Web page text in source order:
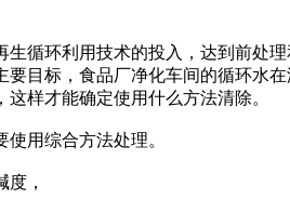
循环利用技术的投入，达到前处
目标，食品厂净化车间的循环水
样才能确定使用什么方法清除。
用综合方法处理。
，